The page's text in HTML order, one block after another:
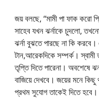
জয় বলছে, “মামী পা ফাক
সাহেব যখন ঝর্নাকে চুদলো,
ঝর্না বুঝতে পারছে না কি
টান,আরেকদিকে সম্পর্ক। স্বামী
তৃপ্তি দিতে পারেনা। অবশেষে
বাজিয়ে দেখবে। জয়ের মনে
প্রথম সুযোগ তাকেই দিতে